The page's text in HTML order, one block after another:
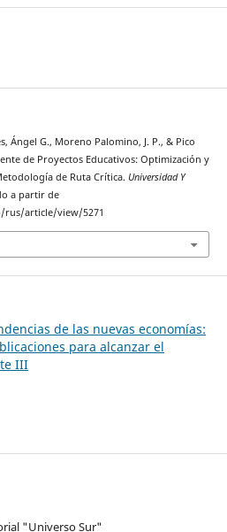
Ángel G., Moreno Palomino, J. P., & Pico
de Proyectos Educativos: Optimización y
de Ruta Crítica. Universidad Y
a partir de
article/view/5271
de las nuevas economías:
para alcanzar el
III
"Universo Sur"